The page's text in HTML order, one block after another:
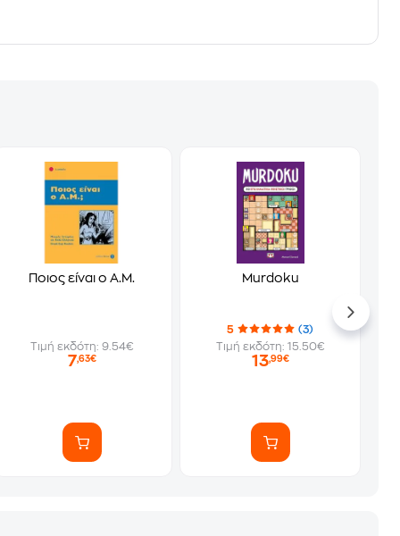
Ποιος είναι ο Α.Μ.
Τιμή εκδότη: 9.54€
7,63€
Murdoku
5
(3)
Τιμή εκδότη: 15.50€
13,99€